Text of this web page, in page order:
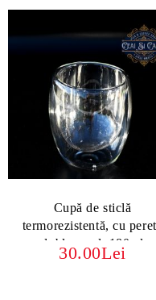
Cupă de sticlă
termorezistentă, cu
dublu - vol. 180ml
30.00Lei